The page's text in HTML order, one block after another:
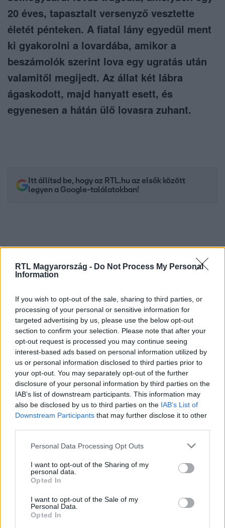
RTL Magyarország - Do Not Process My Personal
Information
If you wish to opt-out of the sale, sharing to third parties, or
processing of your personal or sensitive information for
targeted advertising by us, please use the below opt-out
section to confirm your selection. Please note that after your
opt-out request is processed you may continue seeing
interest-based ads based on personal information utilized by
us or personal information disclosed to third parties prior to
your opt-out. You may separately opt-out of the further
disclosure of your personal information by third parties on the
IAB’s list of downstream participants. This information may
also be disclosed by us to third parties on the IAB’s List of
Downstream Participants that may further disclose it to other
Please note that this website/app uses one or more Google
not limited to your visit or usage behaviour. You may click to
grant or deny consent to Google and its third-party tags to
use your data for below specified purposes in below Google
consent section.
Personal Data Processing Opt Outs
I want to opt-out of the Sharing of my
personal data.
Opted In
I want to opt-out of the Sale of my
Personal Data.
Opted In
20 éves, tapasztalt versenyző vesztette
életét pénteken. A fiatal lány egyedül ment
ki gyakorolni a lovardába, amikor a
beszámolók szerint lova egy ugratás után
valamitől megijedt. Az állat két lábra
ágaskodott, majd hanyatt esett, és
egyenesen a hátán ülő lovasra zuhant.
Itt állítsd be, hogy az RTL.hu az elsők között
legyen a Google-találatokban!
Kövess minket, és értesülj a friss hírekről a
Facebookon is!
Követem
#REGGELI #RTL #ADÁSRÉSZLETEK #VIDEÓ
LOVASSPORT # VERSENYZŐ #BALESET
SOMOGYSÁRD # TRAGÉDIA #LOVARDA